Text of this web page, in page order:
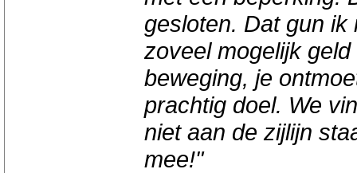
gesloten. Dat gun
zoveel mogelijk
beweging, je
prachtig doel. We
niet aan de zijlijn
mee!"